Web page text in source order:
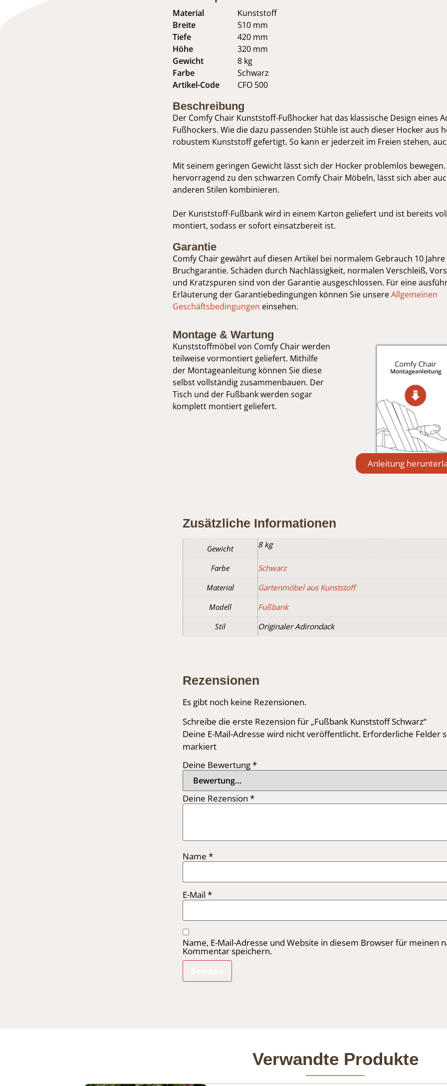
Material
Breite
Tiefe
Höhe
Gewicht
Farbe
Artikel-Code
Kunststoff
510 mm
420 mm
320 mm
8 kg
Schwarz
CFO 500
Beschreibung
Der Comfy Chair Kunststoff-Fußhocker hat das klassische Design eines
Fußhockers. Wie die dazu passenden Stühle ist auch dieser Hocker aus
robustem Kunststoff gefertigt. So kann er jederzeit im Freien stehen,
Mit seinem geringen Gewicht lässt sich der Hocker problemlos
hervorragend zu den schwarzen Comfy Chair Möbeln, lässt sich aber
anderen Stilen kombinieren.
Der Kunststoff-Fußbank wird in einem Karton geliefert und ist bereits
montiert, sodass er sofort einsatzbereit ist.
Garantie
Comfy Chair gewährt auf diesen Artikel bei normalem Gebrauch 10 Jahre
Bruchgarantie. Schäden durch Nachlässigkeit, normalen Verschleiß,
und Kratzspuren sind von der Garantie ausgeschlossen. Für eine
Erläuterung der Garantiebedingungen können Sie unsereAllgemeinen
Geschäftsbedingungen einsehen.
Montage & Wartung
Kunststoffmöbel von Comfy Chair werden
teilweise vormontiert geliefert. Mithilfe
der Montageanleitung können Sie diese
selbst vollständig zusammenbauen. Der
Tisch und der Fußbank werden sogar
komplett montiert geliefert.
Anleitung
Zusätzliche Informationen
Gewicht 8 kg
Farbe
Schwarz
Material
Gartenmöbel aus Kunststoff
Modell
Fußbank
Stil
Originaler Adirondack
Rezensionen
Es gibt noch keine Rezensionen.
Schreibe die erste Rezension für „Fußbank Kunststoff Schwarz“
Deine E-Mail-Adresse wird nicht veröffentlicht. Erforderliche Felder
markiert
Deine Bewertung*
Deine Rezension *
Name *
E-Mail *
Name, E-Mail-Adresse und Website in diesem Browser für meinen
Kommentar speichern.
Verwandte Produkte